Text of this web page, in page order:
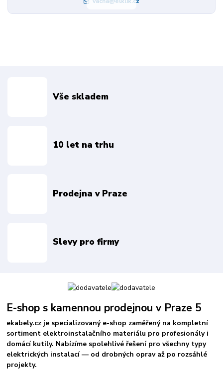
Vše skladem
10 let na trhu
Prodejna v Praze
Slevy pro firmy
E-shop s kamennou prodejnou v Praze 5
ekabely.cz je specializovaný e-shop zaměřený na kompletní
sortiment elektroinstalačního materiálu pro profesionály i
domácí kutily. Nabízíme spolehlivé řešení pro všechny typy
elektrických instalací — od drobných oprav až po rozsáhlé
projekty.